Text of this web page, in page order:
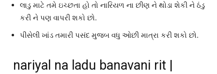
લાડુ માટે તમે ઇચ્છતા હો તો નારિયળ ના છીણ ને થોડા શેકી ને ઠંડુ
કરી ને પણ વાપરી શકો છો.
પીસેલી ખાંડ તમારી પસંદ મુજબ વધુ ઓછી માત્રા કરી શકો છો.
nariyal na ladu banavani rit |